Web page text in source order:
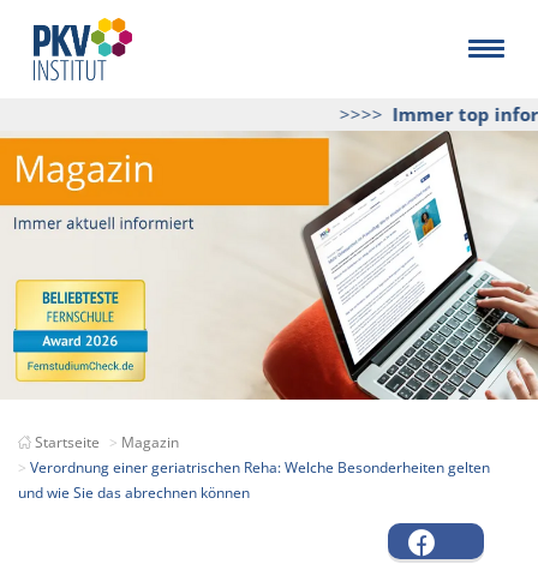
>>>>Immer top
Startseite
Magazin
Verordnung einer geriatrischen Reha: Welche Besonderheiten gelten
und wie Sie das abrechnen können